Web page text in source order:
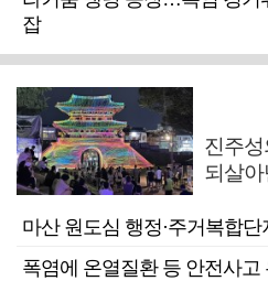
잡
진주
되살
마산 원도심 행정·주거복합
폭염에 온열질환 등 안전사고